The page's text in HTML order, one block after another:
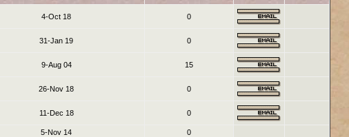
4-Oct 18 0
31-Jan 19 0
9-Aug 04 15
26-Nov 18 0
11-Dec 18 0
5-Nov 14 0